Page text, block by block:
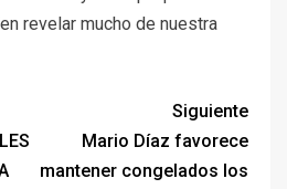
revelar mucho de nuestra
Siguiente
Mario Díaz favorece
mantener congelados los